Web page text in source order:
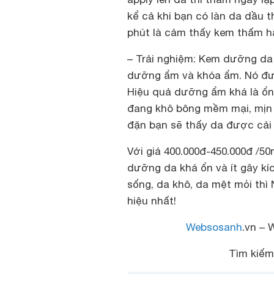
kể cả khi bạn có làn da dầu
phút là cảm thấy kem thấm
– Trải nghiệm: Kem dưỡng
dưỡng ẩm và khóa ẩm. Nó
Hiệu quả dưỡng ẩm khá là
đang khô bông mềm mại,
đặn bạn sẽ thấy da được
Với giá 400.000đ-450.000đ /
dưỡng da khá ổn và ít gây
sống, da khô, da mệt mỏi thì
hiệu nhất!
Websosanh.vn –
Tìm